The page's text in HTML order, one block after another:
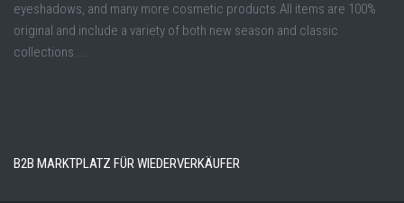
eyeshadows, and many more cosmetic products.All items are 100%
original and include a variety of both new season and classic
collections ...
B2B MARKTPLATZ FÜR WIEDERVERKÄUFER